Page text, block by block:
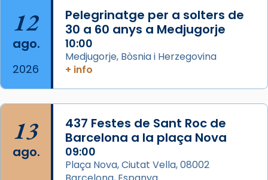
Foto
View on Facebook ·
12
ago.
2026
Pelegrinatge per a solters de
30 a 60 anys a Medjugorje
10:00
Medjugorje, Bòsnia i Herzegovina
+ info
13
ago.
437 Festes de Sant Roc de
Barcelona a la plaça Nova
09:00
Plaça Nova, Ciutat Vella, 08002